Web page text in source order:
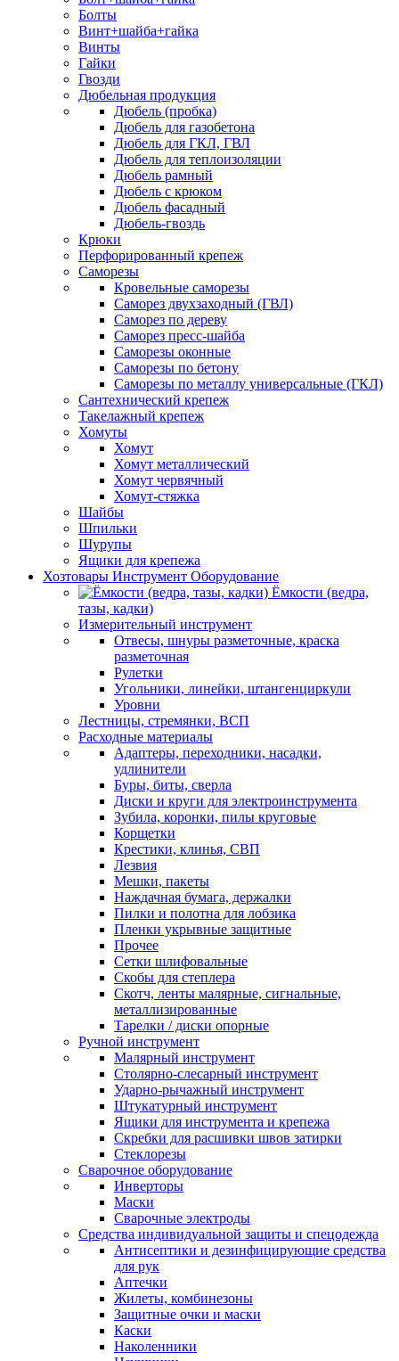
Болты
Винт+шайба+гайка
Винты
Гайки
Гвозди
Дюбельная продукция
Дюбель (пробка)
Дюбель для газобетона
Дюбель для ГКЛ, ГВЛ
Дюбель для теплоизоляции
Дюбель рамный
Дюбель с крюком
Дюбель фасадный
Дюбель-гвоздь
Крюки
Перфорированный крепеж
Саморезы
Кровельные саморезы
Саморез двухзаходный (ГВЛ)
Саморез по дереву
Саморез пресс-шайба
Саморезы оконные
Саморезы по бетону
Саморезы по металлу универсальные (ГКЛ)
Сантехнический крепеж
Такелажный крепеж
Хомуты
Хомут
Хомут металлический
Хомут червячный
Хомут-стяжка
Шайбы
Шпильки
Шурупы
Ящики для крепежа
Хозтовары Инструмент Оборудование
Ёмкости (ведра,
тазы, кадки)
Измерительный инструмент
Отвесы, шнуры разметочные, краска
разметочная
Рулетки
Угольники, линейки, штангенциркули
Уровни
Лестницы, стремянки, ВСП
Расходные материалы
Адаптеры, переходники, насадки,
удлинители
Буры, биты, сверла
Диски и круги для электроинструмента
Зубила, коронки, пилы круговые
Корщетки
Крестики, клинья, СВП
Лезвия
Мешки, пакеты
Наждачная бумага, держалки
Пилки и полотна для лобзика
Пленки укрывные защитные
Прочее
Сетки шлифовальные
Скобы для степлера
Скотч, ленты малярные, сигнальные,
металлизированные
Тарелки / диски опорные
Ручной инструмент
Малярный инструмент
Столярно-слесарный инструмент
Ударно-рычажный инструмент
Штукатурный инструмент
Ящики для инструмента и крепежа
Скребки для расшивки швов затирки
Стеклорезы
Сварочное оборудование
Инверторы
Маски
Сварочные электроды
Средства индивидуальной защиты и спецодежда
Антисептики и дезинфицирующие средства
для рук
Аптечки
Жилеты, комбинезоны
Защитные очки и маски
Каски
Наколенники